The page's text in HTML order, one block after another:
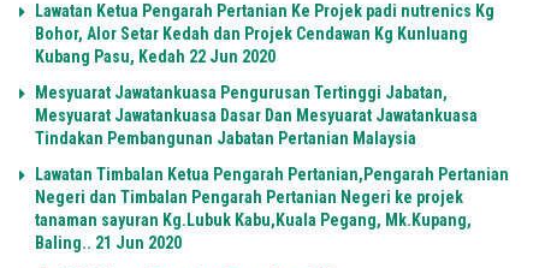
Lawatan Ketua Pengarah Pertanian Ke Projek padi nutrenics Kg
Bohor, Alor Setar Kedah dan Projek Cendawan Kg Kunluang
Kubang Pasu, Kedah 22 Jun 2020
Mesyuarat Jawatankuasa Pengurusan Tertinggi Jabatan,
Mesyuarat Jawatankuasa Dasar Dan Mesyuarat Jawatankuasa
Tindakan Pembangunan Jabatan Pertanian Malaysia
Lawatan Timbalan Ketua Pengarah Pertanian,Pengarah Pertanian
Negeri dan Timbalan Pengarah Pertanian Negeri ke projek
tanaman sayuran Kg.Lubuk Kabu,Kuala Pegang, Mk.Kupang,
Baling.. 21 Jun 2020